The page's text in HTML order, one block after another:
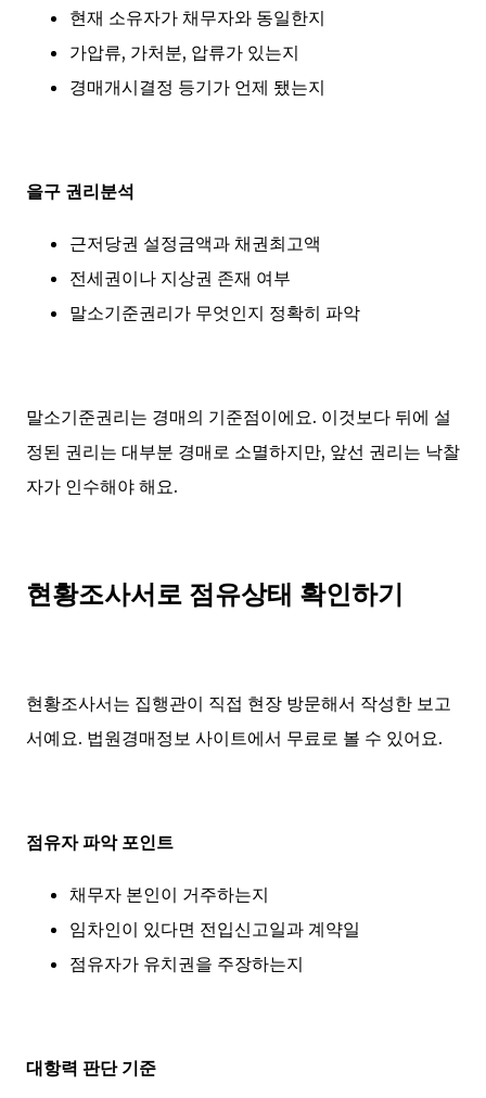
현재 소유자가 채무자와 동일한지
가압류, 가처분, 압류가 있는지
경매개시결정 등기가 언제 됐는지
을구 권리분석
근저당권 설정금액과 채권최고액
전세권이나 지상권 존재 여부
말소기준권리가 무엇인지 정확히 파악
말소기준권리는 경매의 기준점이에요. 이것보다 뒤에 설
정된 권리는 대부분 경매로 소멸하지만, 앞선 권리는 낙찰
자가 인수해야 해요.
현황조사서로 점유상태 확인하기
현황조사서는 집행관이 직접 현장 방문해서 작성한 보고
서예요. 법원경매정보 사이트에서 무료로 볼 수 있어요.
점유자 파악 포인트
채무자 본인이 거주하는지
임차인이 있다면 전입신고일과 계약일
점유자가 유치권을 주장하는지
대항력 판단 기준